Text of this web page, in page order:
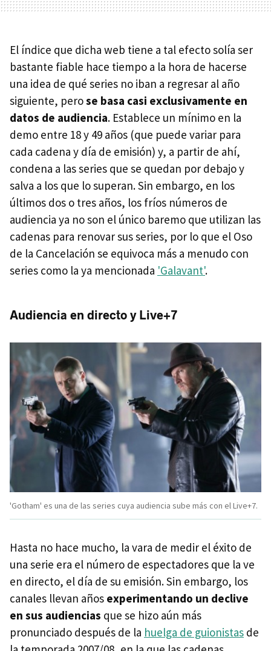
El índice que dicha web tiene a tal efecto solía ser
bastante fiable hace tiempo a la hora de hacerse
una idea de qué series no iban a regresar al año
siguiente, perose basa casi exclusivamente en
datos de audiencia. Establece un mínimo en la
demo entre 18 y 49 años (que puede variar para
cada cadena y día de emisión) y, a partir de ahí,
condena a las series que se quedan por debajo y
salva a los que lo superan. Sin embargo, en los
últimos dos o tres años, los fríos números de
audiencia ya no son el único baremo que utilizan las
cadenas para renovar sus series, por lo que el Oso
de la Cancelación se equivoca más a menudo con
series como la ya mencionada 'Galavant'.
Audiencia en directo y Live+7
'Gotham' es una de las series cuya audiencia sube más con el Live+7.
Hasta no hace mucho, la vara de medir el éxito de
una serie era el número de espectadores que la ve
en directo, el día de su emisión. Sin embargo, los
canales llevan años experimentando un declive
en sus audiencias que se hizo aún más
pronunciado después de la huelga de guionistas de